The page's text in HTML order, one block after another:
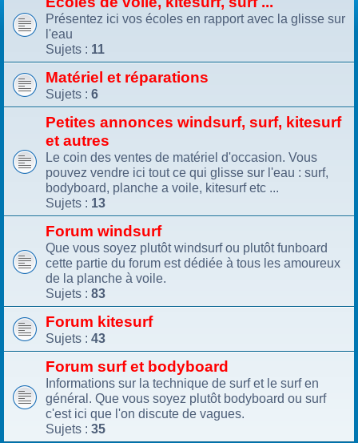
Présentez ici vos écoles en rapport avec la glisse sur
l'eau
Sujets : 11
Matériel et réparations
Sujets : 6
Petites annonces windsurf, surf, kitesurf
et autres
Le coin des ventes de matériel d'occasion. Vous
pouvez vendre ici tout ce qui glisse sur l'eau : surf,
bodyboard, planche a voile, kitesurf etc ...
Sujets : 13
Forum windsurf
Que vous soyez plutôt windsurf ou plutôt funboard
cette partie du forum est dédiée à tous les amoureux
de la planche à voile.
Sujets : 83
Forum kitesurf
Sujets : 43
Forum surf et bodyboard
Informations sur la technique de surf et le surf en
général. Que vous soyez plutôt bodyboard ou surf
c'est ici que l'on discute de vagues.
Sujets : 35